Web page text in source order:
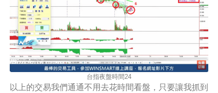
台指夜盤時間24
以上的交易我們通通不用去花時間看盤，只要讓我抓到